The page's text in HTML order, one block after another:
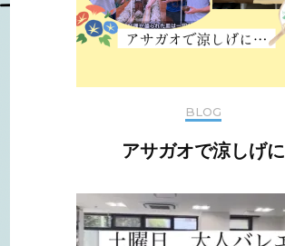
BLOG
アサガオで涼しげに